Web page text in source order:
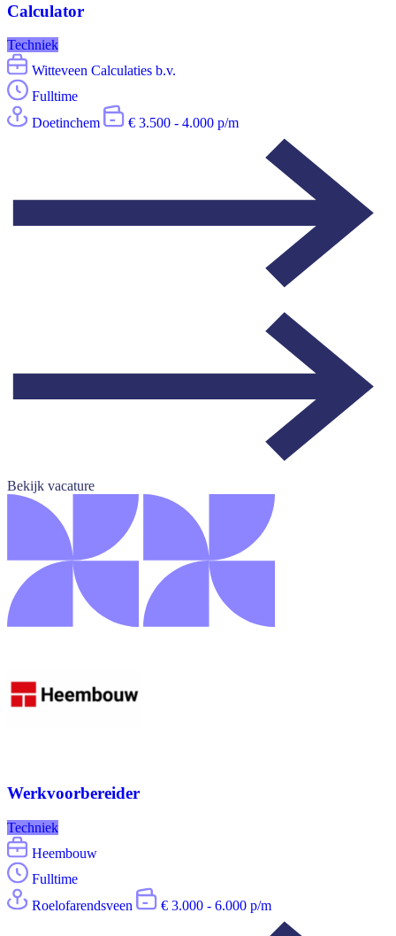
Calculator
Techniek
Witteveen Calculaties b.v.
Fulltime
Doetinchem
€ 3.500 - 4.000 p/m
Bekijk vacature
Werkvoorbereider
Techniek
Heembouw
Fulltime
Roelofarendsveen
€ 3.000 - 6.000 p/m